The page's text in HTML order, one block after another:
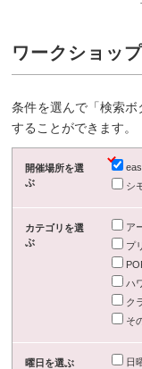
ワークショッ
条件を選んで「検索
することができます。
開催場所を選
ぶ
シ
カテゴリを選
ぶ
ア
プ
ハ
ク
そ
曜日を選ぶ 日